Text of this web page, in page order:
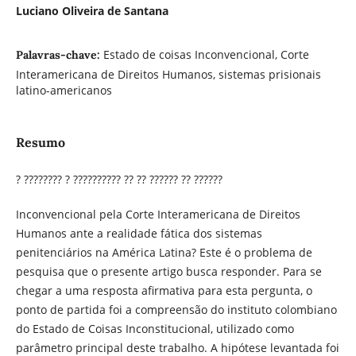
Luciano Oliveira de Santana
Palavras-chave: Estado de coisas Inconvencional, Corte
Interamericana de Direitos Humanos, sistemas prisionais
latino-americanos
Resumo
? ???????? ? ?????????? ?? ?? ?????? ?? ??????
Inconvencional pela Corte Interamericana de Direitos
Humanos ante a realidade fática dos sistemas
penitenciários na América Latina? Este é o problema de
pesquisa que o presente artigo busca responder. Para se
chegar a uma resposta afirmativa para esta pergunta, o
ponto de partida foi a compreensão do instituto colombiano
do Estado de Coisas Inconstitucional, utilizado como
parâmetro principal deste trabalho. A hipótese levantada foi